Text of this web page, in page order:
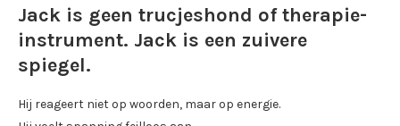
Jack is geen trucjeshond of therapie-
instrument. Jack is een zuivere
spiegel.
Hij reageert niet op woorden, maar op energie.